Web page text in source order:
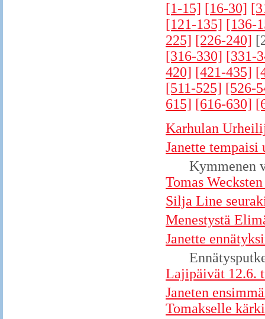
[1-15] [16-30]
[121-135] [136-
225] [226-240]
[316-330] [331-
420] [421-435]
[511-525] [526-
615] [616-630]
Karhulan
Janette tempaisi
Kymmenen
Tomas
Silja Line
Menestystä
Janette
Lajipäivät 12.6.
Janeten
Tomakselle